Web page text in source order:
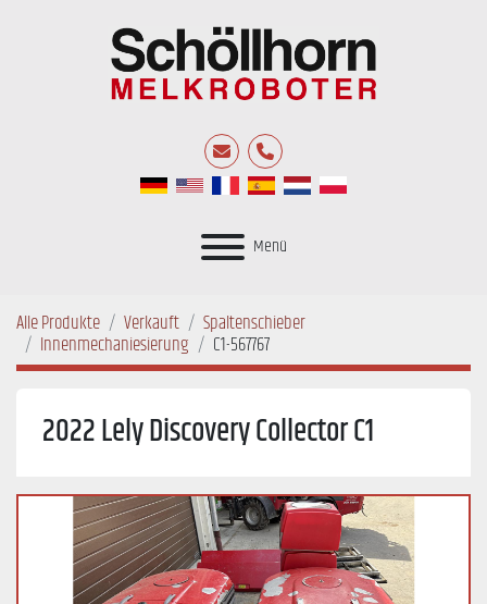
E-Mail Telefon
Menü
Alle Produkte Verkauft Spaltenschieber
Innenmechaniesierung C1-567767
2022 Lely Discovery Collector C1